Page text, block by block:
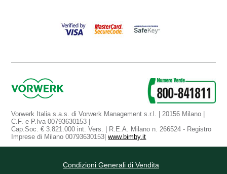
Vorwerk Italia s.a.s. di Vorwerk Management s.r.l. | 20156 Milano |
C.F. e P.Iva 00793630153 |
Cap.Soc. € 3.821.000 int. Vers. | R.E.A. Milano n. 266524 - Registro
Imprese di Milano 00793630153|www.bimby.it
Condizioni Generali di Vendita